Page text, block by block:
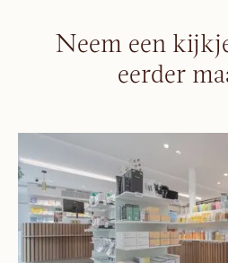
Neem een
eerder